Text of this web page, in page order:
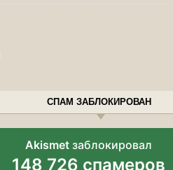
СПАМ ЗАБЛОКИРОВАН
Akismet заблокировал
148 726 спамеров